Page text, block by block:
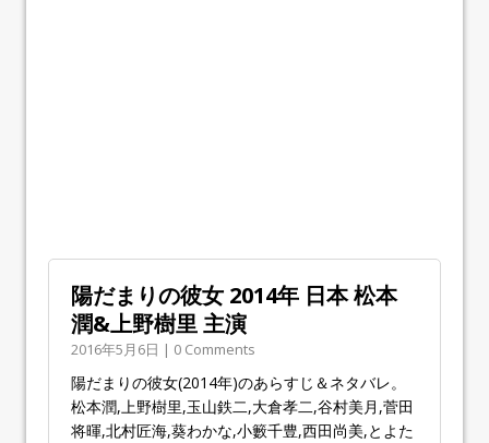
陽だまりの彼女 2014年 日本 松本
潤&上野樹里 主演
2016年5月6日 | 0 Comments
陽だまりの彼女(2014年)のあらすじ＆ネタバレ。
松本潤,上野樹里,玉山鉄二,大倉孝二,谷村美月,菅田
将暉,北村匠海,葵わかな,小籔千豊,西田尚美,とよた